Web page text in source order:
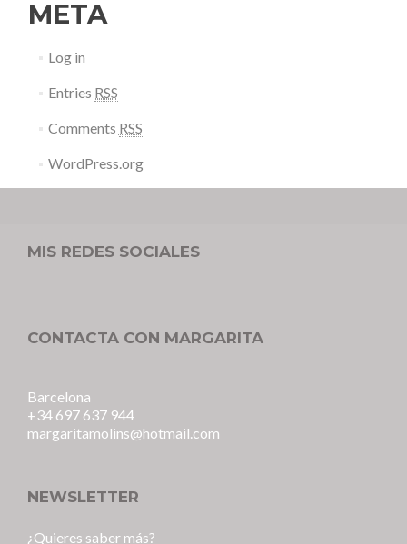
META
Log in
Entries RSS
Comments RSS
WordPress.org
MIS REDES SOCIALES
CONTACTA CON MARGARITA
Barcelona
+34 697 637 944
margaritamolins@hotmail.com
NEWSLETTER
¿Quieres saber más?